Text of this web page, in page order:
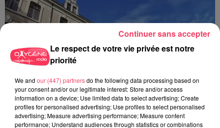
Le respect de votre vie privée est notre
priorité
We and our (447) partnersdo the following data processing based on
your consent and/or our legitimate interest: Store and/or access
information on a device; Use limited data to select advertising; Create
profiles for personalised advertising; Use profiles to select personalised
advertising; Measure advertising performance; Measure content
performance; Understand audiences through statistics or combinations
Continuer sans accepter